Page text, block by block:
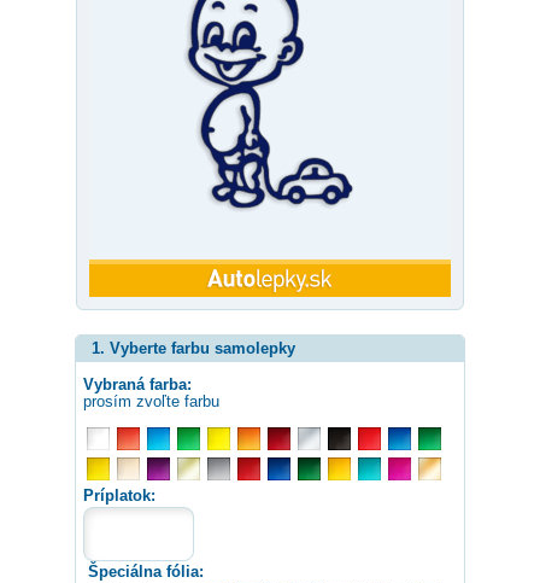
1. Vyberte farbu samolepky
Vybraná farba:
prosím zvoľte farbu
Príplatok:
Špeciálna fólia: